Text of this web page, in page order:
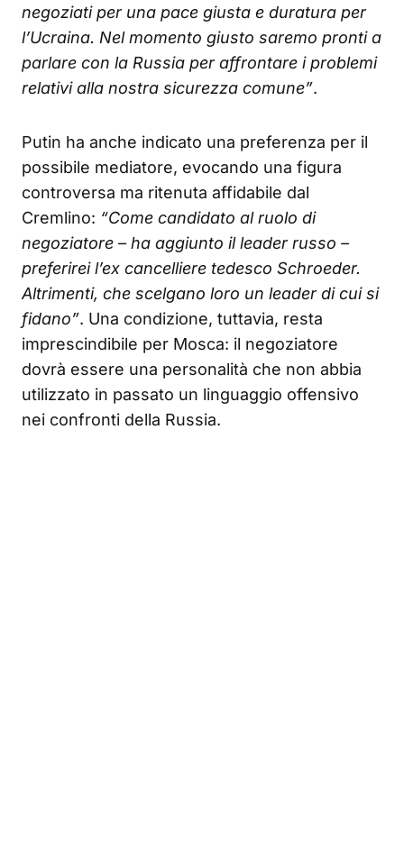
negoziati per una pace giusta e duratura per
l’Ucraina. Nel momento giusto saremo pronti a
parlare con la Russia per affrontare i problemi
relativi alla nostra sicurezza comune”.
Putin ha anche indicato una preferenza per il
possibile mediatore, evocando una figura
controversa ma ritenuta affidabile dal
Cremlino: “Come candidato al ruolo di
negoziatore – ha aggiunto il leader russo –
preferirei l’ex cancelliere tedesco Schroeder.
Altrimenti, che scelgano loro un leader di cui si
fidano”. Una condizione, tuttavia, resta
imprescindibile per Mosca: il negoziatore
dovrà essere una personalità che non abbia
utilizzato in passato un linguaggio offensivo
nei confronti della Russia.